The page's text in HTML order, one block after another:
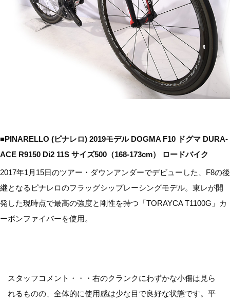
■PINARELLO (ピナレロ) 2019モデル DOGMA F10 ドグマ DURA-
ACE R9150 Di2 11S サイズ500（168-173cm） ロードバイク
2017年1月15日のツアー・ダウンアンダーでデビューした、F8の後
継となるピナレロのフラッグシップレーシングモデル。東レが開
発した現時点で最高の強度と剛性を持つ「TORAYCA T1100G」カ
ーボンファイバーを使用。
スタッフコメント・・・右のクランクにわずかな小傷は見ら
れるものの、全体的に使用感は少な目で良好な状態です。平